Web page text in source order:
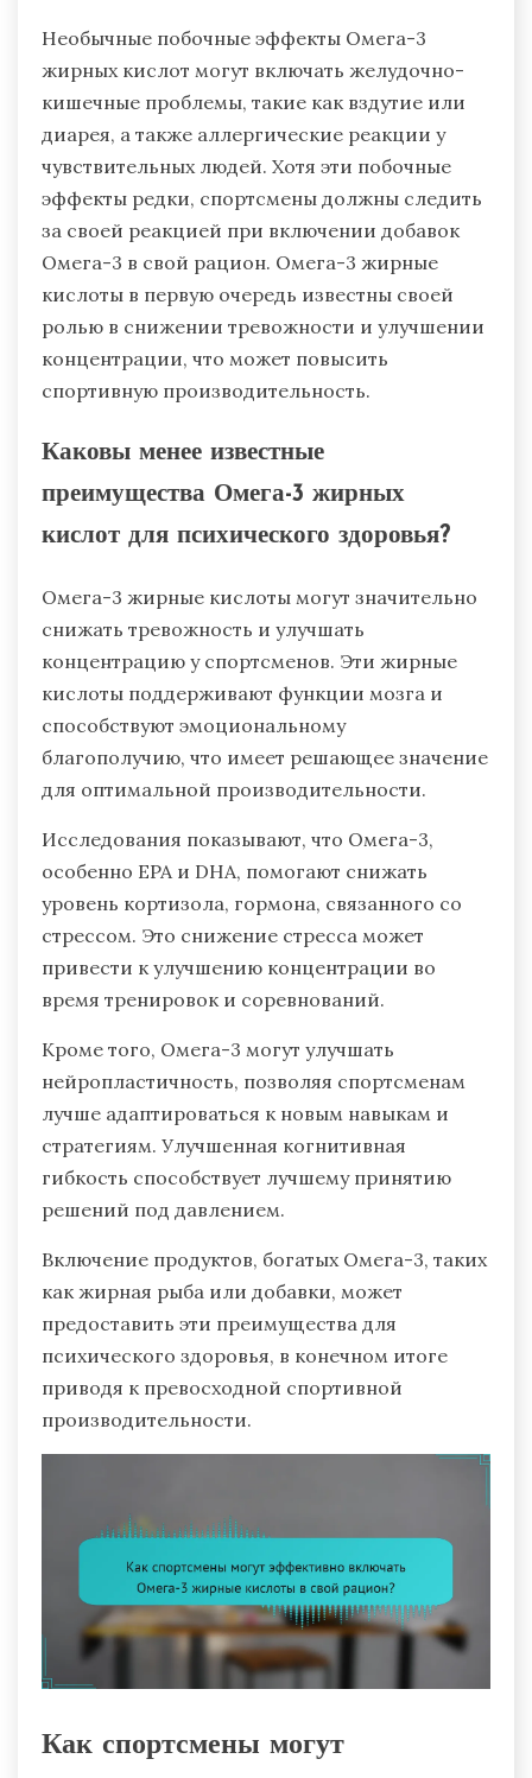
Необычные побочные эффекты Омега-3
жирных кислот могут включать желудочно-
кишечные проблемы, такие как вздутие или
диарея, а также аллергические реакции у
чувствительных людей. Хотя эти побочные
эффекты редки, спортсмены должны следить
за своей реакцией при включении добавок
Омега-3 в свой рацион. Омега-3 жирные
кислоты в первую очередь известны своей
ролью в снижении тревожности и улучшении
концентрации, что может повысить
спортивную производительность.
Каковы менее известные
преимущества Омега-3 жирных
кислот для психического здоровья?
Омега-3 жирные кислоты могут значительно
снижать тревожность и улучшать
концентрацию у спортсменов. Эти жирные
кислоты поддерживают функции мозга и
способствуют эмоциональному
благополучию, что имеет решающее значение
для оптимальной производительности.
Исследования показывают, что Омега-3,
особенно EPA и DHA, помогают снижать
уровень кортизола, гормона, связанного со
стрессом. Это снижение стресса может
привести к улучшению концентрации во
время тренировок и соревнований.
Кроме того, Омега-3 могут улучшать
нейропластичность, позволяя спортсменам
лучше адаптироваться к новым навыкам и
стратегиям. Улучшенная когнитивная
гибкость способствует лучшему принятию
решений под давлением.
Включение продуктов, богатых Омега-3, таких
как жирная рыба или добавки, может
предоставить эти преимущества для
психического здоровья, в конечном итоге
приводя к превосходной спортивной
производительности.
Как спортсмены могут